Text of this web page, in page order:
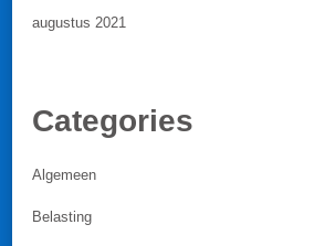
augustus 2021
Categories
Algemeen
Belasting